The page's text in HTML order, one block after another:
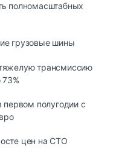
полномасштабных
грузовые шины
трансмиссию
73%
полугодии с
цен на СТО